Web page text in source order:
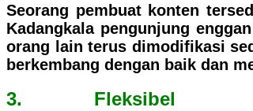
Seorang pembuat konten
Kadangkala pengunjung
orang lain terus dimodifikasi
berkembang dengan baik dan
3. Fleksibel